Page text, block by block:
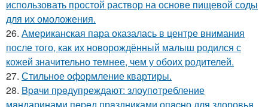
использовать простой раствор на основе пищевой соды
для их омоложения.
26. Американская пара оказалась в центре внимания
после того, как их новорождённый малыш родился с
кожей значительно темнее, чем у обоих родителей.
27. Стильное оформление квартиры.
28. Bpaчи пpeдупреждают: злоупoтребление
мaндаринами пepeд прaздниками опacно для здоровья